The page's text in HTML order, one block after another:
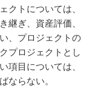
クトについては、
継ぎ、資産評価、
、プロジェクトの
プロジェクトとし
項目については、
ならない。